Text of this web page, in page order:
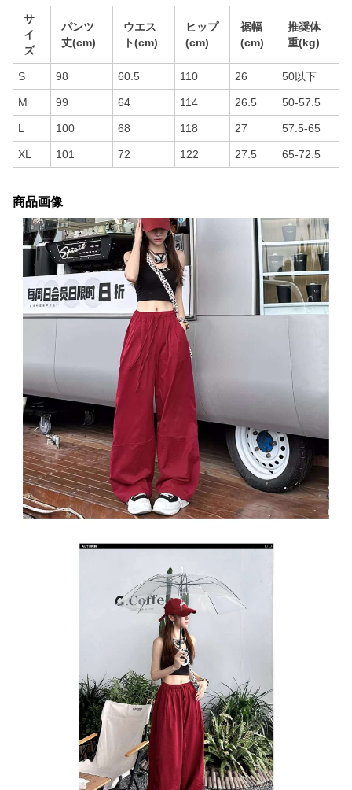
サ
イ
ズ
パンツ
丈(cm)
ウエス
ト(cm)
ヒップ
(cm)
裾幅
(cm)
推奨体
重(kg)
S 98 60.5 110 26 50以下
M 99 64 114 26.5 50-57.5
L 100 68 118 27 57.5-65
XL 101 72 122 27.5 65-72.5
商品画像